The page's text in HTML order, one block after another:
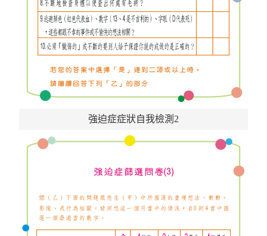
強迫症症狀自我檢測2